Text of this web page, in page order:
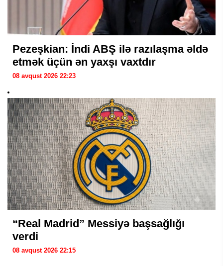
Pezeşkian: İndi ABŞ ilə razılaşma əldə
etmək üçün ən yaxşı vaxtdır
08 avqust 2026 22:23
“Real Madrid” Messiyə başsağlığı
verdi
08 avqust 2026 22:15